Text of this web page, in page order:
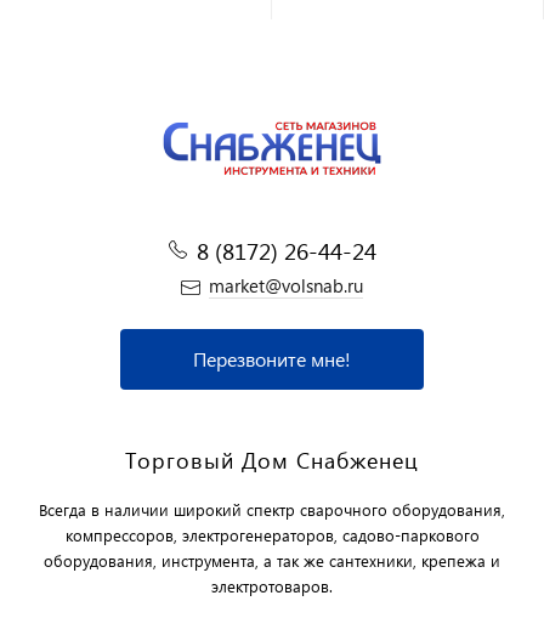
8 (8172) 26-44-24
market@volsnab.ru
Перезвоните мне!
Торговый Дом Снабженец
Всегда в наличии широкий спектр сварочного оборудования,
компрессоров, электрогенераторов, садово-паркового
оборудования, инструмента, а так же сантехники, крепежа и
электротоваров.